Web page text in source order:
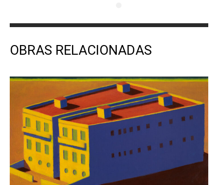
OBRAS RELACIONADAS